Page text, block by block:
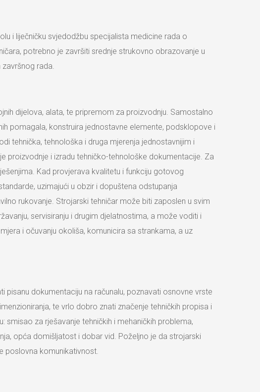
i liječničku svjedodžbu specijalista medicine rada o
potrebno je završiti srednje strukovno obrazovanje u
rada.
dijelova, alata, te pripremom za proizvodnju. Samostalno
pomagala, konstruira jednostavne elemente, podsklopove i
tehnička, tehnološka i druga mjerenja jednostavnijim i
proizvodnje i izradu tehničko-tehnološke dokumentacije. Za
Kad provjerava kvalitetu i funkciju gotovog
uzimajući u obzir i dopuštena odstupanja
rukovanje. Strojarski tehničar može biti zaposlen u svim
servisiranju i drugim djelatnostima, a može voditi i
i očuvanju okoliša, komunicira sa strankama, a uz
dokumentaciju na računalu, poznavati osnovne vrste
te vrlo dobro znati značenje tehničkih propisa i
za rješavanje tehničkih i mehaničkih problema,
opća domišljatost i dobar vid. Poželjno je da strojarski
poslovna komunikativnost.